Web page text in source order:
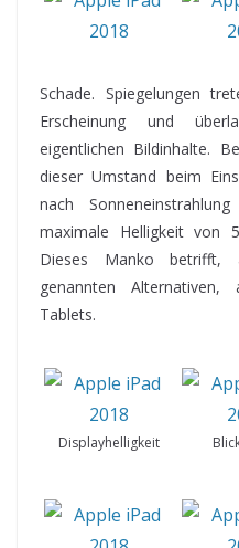
Schade. Spiegelungen
Erscheinung und
eigentlichen Bildinhalte.
dieser Umstand beim
nach
maximale Helligkeit von
Dieses Manko betrifft,
genannten
Tablets.
Displayhelligkeit